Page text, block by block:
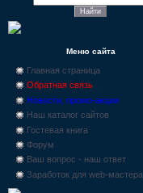
Меню сайта
Главная страница
Обратная связь
Новости, промо-акции
Наш каталог сайтов
Гостевая книга
Форум
Ваш вопрос - наш ответ
Заработок для web-мастера